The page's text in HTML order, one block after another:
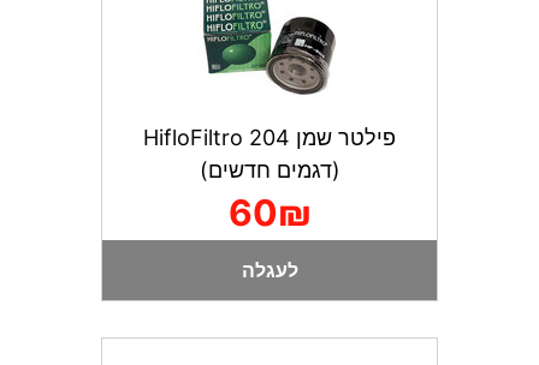
פילטר שמן HifloFiltro 204
(דגמים חדשים)
60₪
לעגלה